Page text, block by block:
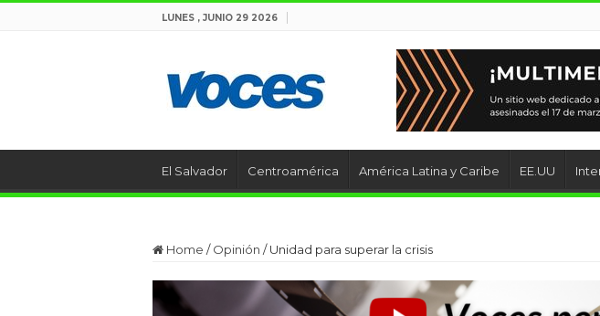
LUNES , JUNIO 29 2026
El Salvador Centroamérica América Latina y Caribe EE.UU
Home / Opinión / Unidad para superar la crisis